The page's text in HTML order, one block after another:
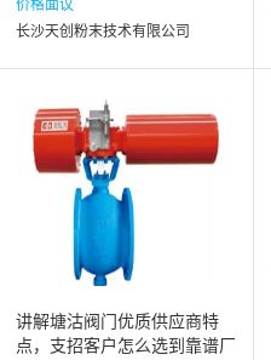
价格面议
长沙天创粉末技术有限公司
讲解塘沽阀门优质供应商特
点，支招客户怎么选到靠谱厂